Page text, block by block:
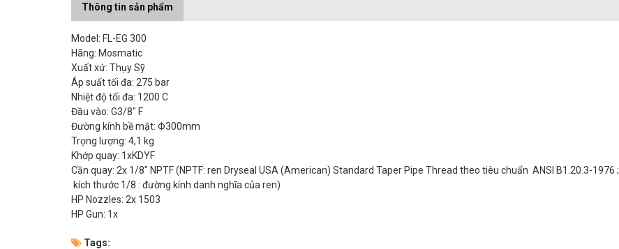
Thông tin sản phẩm
Model: FL-EG 300
Hãng: Mosmatic
Xuất xứ: Thụy Sỹ
Áp suất tối đa: 275 bar
Nhiệt độ tối đa: 1200 C
Đầu vào: G3/8" F
Đường kính bề mặt: Ф300mm
Trọng lượng: 4,1 kg
Khớp quay: 1xKDYF
Cần quay: 2x 1/8" NPTF (NPTF: ren Dryseal USA (American) Standard Taper Pipe Thread theo tiêu chuẩn ANSI B1.20.3-1976 ;
kích thước 1/8 : đường kính danh nghĩa của ren)
HP Nozzles: 2x 1503
HP Gun: 1x
Tags: